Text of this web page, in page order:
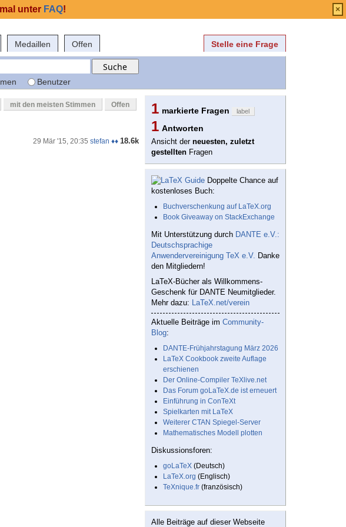
Medaillen Offen Stelle eine Frage
Benutzer
mit den meisten Stimmen Offen
29 Mär '15, 20:35 stefan ♦♦ 18.6k
1 markierte Fragen label
1 Antworten
Ansicht der neuesten, zuletzt
gestellten Fragen
Doppelte Chance auf
kostenloses Buch:
Buchverschenkung auf LaTeX.org
Book Giveaway on StackExchange
Mit Unterstützung durch DANTE e.V.:
Deutschsprachige
Anwendervereinigung TeX e.V. Danke
den Mitgliedern!
LaTeX-Bücher als Willkommens-
Geschenk für DANTE Neumitglieder.
Mehr dazu: LaTeX.net/verein
Aktuelle Beiträge im Community-
Blog:
DANTE-Frühjahrstagung März 2026
LaTeX Cookbook zweite Auflage
erschienen
Der Online-Compiler TeXlive.net
Das Forum goLaTeX.de ist erneuert
Einführung in ConTeXt
Spielkarten mit LaTeX
Weiterer CTAN Spiegel-Server
Mathematisches Modell plotten
Diskussionsforen:
goLaTeX (Deutsch)
LaTeX.org (Englisch)
TeXnique.fr (französisch)
Alle Beiträge auf dieser Webseite
unter FAQ! ×